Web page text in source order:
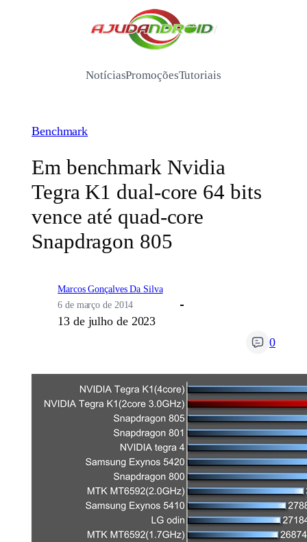
/
NotíciasPromoçõesTutoriais
Benchmark
Em benchmark Nvidia
Tegra K1 dual-core 64 bits
vence até quad-core
Snapdragon 805
Marcos Gonçalves Da Silva
6 de março de 2014
13 de julho de 2023
0